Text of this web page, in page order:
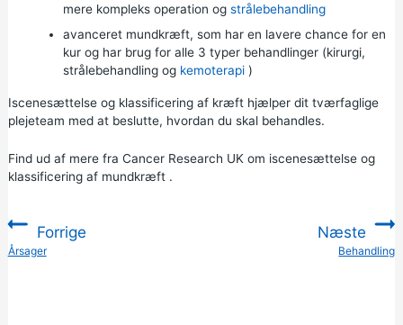
mere kompleks operation og strålebehandling
avanceret mundkræft, som har en lavere chance for en
kur og har brug for alle 3 typer behandlinger (kirurgi,
strålebehandling og kemoterapi)
Iscenesættelse og klassificering af kræft hjælper dit tværfaglige
plejeteam med at beslutte, hvordan du skal behandles.
Find ud af mere fra Cancer Research UK om iscenesættelse og
klassificering af mundkræft.
Forrige
:Årsager
Næste
Behandling